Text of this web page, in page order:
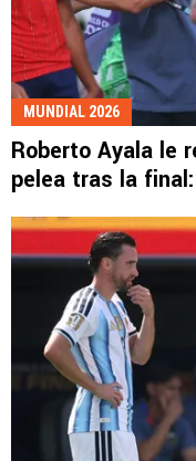
MUNDIAL 2026
Roberto Ayala le
pelea tras la